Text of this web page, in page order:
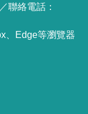
聯絡電話：
、Edge等瀏覽器